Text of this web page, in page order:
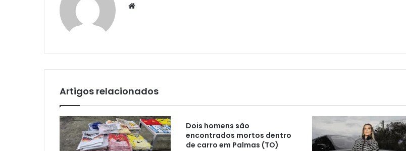
Website
Artigos relacionados
Dois homens são
encontrados mortos dentro
de carro em Palmas (TO)